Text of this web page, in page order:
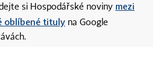
si Hospodářské noviny mezi
oblíbené tituly na Google